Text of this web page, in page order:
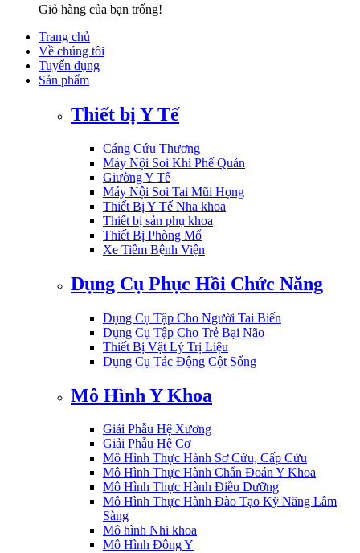
Giỏ hàng của bạn trống!
Trang chủ
Về chúng tôi
Tuyển dụng
Sản phẩm
Thiết bị Y Tế
Cáng Cứu Thương
Máy Nội Soi Khí Phế Quản
Giường Y Tế
Máy Nội Soi Tai Mũi Họng
Thiết Bị Y Tế Nha khoa
Thiết bị sản phụ khoa
Thiết Bị Phòng Mổ
Xe Tiêm Bệnh Viện
Dụng Cụ Phục Hồi Chức Năng
Dụng Cụ Tập Cho Người Tai Biến
Dụng Cụ Tập Cho Trẻ Bại Não
Thiết Bị Vật Lý Trị Liệu
Dụng Cụ Tác Động Cột Sống
Mô Hình Y Khoa
Giải Phẫu Hệ Xương
Giải Phẫu Hệ Cơ
Mô Hình Thực Hành Sơ Cứu, Cấp Cứu
Mô Hình Thực Hành Chẩn Đoán Y Khoa
Mô Hình Thực Hành Điều Dưỡng
Mô Hình Thực Hành Đào Tạo Kỹ Năng Lâm
Sàng
Mô hình Nhi khoa
Mô Hình Đông Y